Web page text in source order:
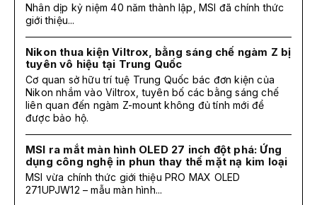
Nhân dịp kỷ niệm 40 năm thành lập, MSI đã chính thức
giới thiệu...
Nikon thua kiện Viltrox, bằng sáng chế ngàm Z bị
tuyên vô hiệu tại Trung Quốc
Cơ quan sở hữu trí tuệ Trung Quốc bác đơn kiện của
Nikon nhắm vào Viltrox, tuyên bố các bằng sáng chế
liên quan đến ngàm Z-mount không đủ tính mới để
được bảo hộ.
MSI ra mắt màn hình OLED 27 inch đột phá: Ứng
dụng công nghệ in phun thay thế mặt nạ kim loại
MSI vừa chính thức giới thiệu PRO MAX OLED
271UPJW12 – mẫu màn hình...